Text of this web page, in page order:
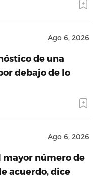
Ago 6, 2026
de una
debajo de lo
Ago 6, 2026
mayor número de
acuerdo, dice